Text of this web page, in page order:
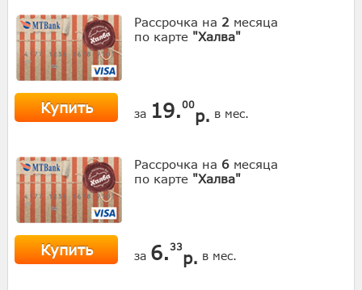
Рассрочка на 2 месяца
по карте "Халва"
Купить за 19.00
р. в мес.
Рассрочка на 6 месяца
по карте "Халва"
Купить за 6. 33
р. в мес.